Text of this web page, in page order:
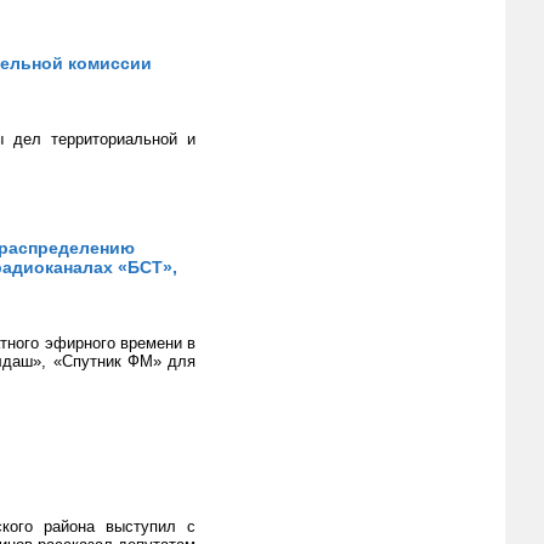
комиссии
территориальной и
«БСТ»,
эфирного времени в
«Спутник ФМ» для
района выступил с